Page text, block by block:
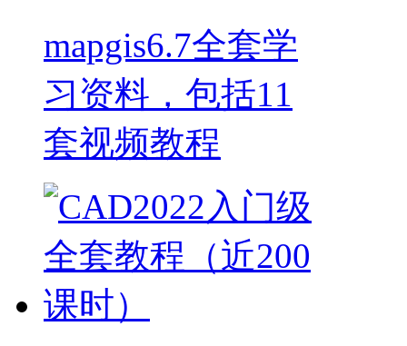
mapgis6.7全套学
习资料，包括11
套视频教程